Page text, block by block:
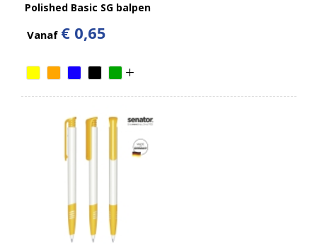
Polished Basic SG balpen
Vanaf € 0,65